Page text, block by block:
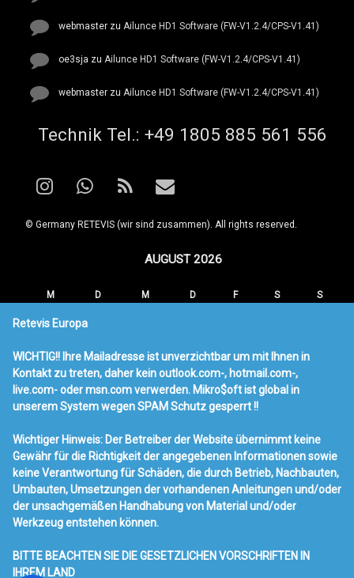
Retevis Europa
WICHTIG!! Ihre Mailadresse ist unverzichtbar um mit Ihnen in
Kontakt zu treten, daher kein outlook.com-, hotmail.com-,
live.com- oder msn.com verwerden. Mikro$oft ist global in
unserem System wegen SPAM Schutz gesperrt !!
Wichtiger Hinweis: Der Betreiber der Website übernimmt keine
Gewähr für die Richtigkeit der angegebenen Informationen sowie
keine Verantwortung für Schäden, die durch Betrieb, Nachbauten,
Umbauten, Umsetzungen der vorhandenen Anleitungen und/oder
der unsachgemäßen Handhabung von Material und/oder
Werkzeug entstehen können.
BITTE BEACHTEN SIE DIE GESETZLICHEN VORSCHRIFTEN IN
IHREM LAND
webmasterzu Ailunce HD1 Software (FW-V1.2.4/CPS-V1.41)
oe3sja zu Ailunce HD1 Software (FW-V1.2.4/CPS-V1.41)
webmasterzu Ailunce HD1 Software (FW-V1.2.4/CPS-V1.41)
Tel:
Technik Tel.: +49 1805 885 561 556
Instagram
WhatsApp
RSS E-mail
© Germany RETEVIS (wir sind zusammen). All rights reserved.
AUGUST 2026
M D M D F S S
10 11 12 13 14 15
17 18 19 20 21 22
24 25 26 27 28 29
31
« MÄRZ
Neueste Beiträge
Ailunce HA1UV Amateurfunk
Radio Werbung
Retevis RT73 Mobilfunk mit DMR